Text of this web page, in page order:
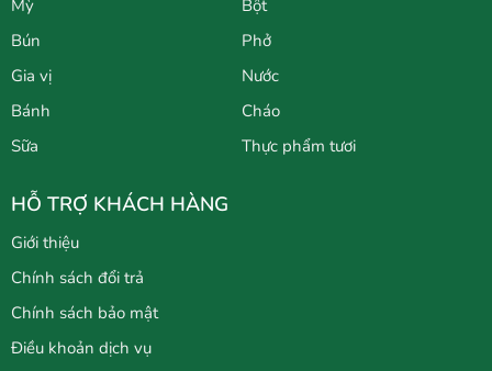
Mỳ
Bột
Bún
Phở
Gia vị
Nước
Bánh
Cháo
Sữa
Thực phẩm tươi
HỖ TRỢ KHÁCH HÀNG
Giới thiệu
Chính sách đổi trả
Chính sách bảo mật
Điều khoản dịch vụ